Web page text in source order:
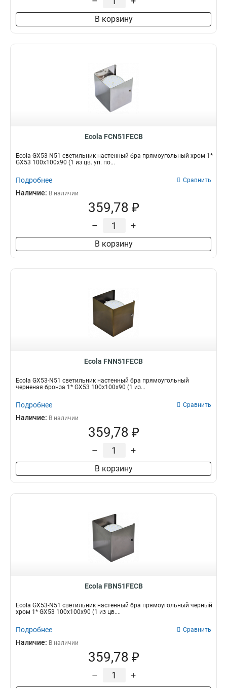
В корзину
Ecola FCN51FECB
Ecola GX53-N51 светильник настенный бра прямоугольный хром 1*
GX53 100х100х90 (1 из цв. уп. по...
Подробнее Сравнить
Наличие: В наличии
359,78 ₽
– +
В корзину
Ecola FNN51FECB
Ecola GX53-N51 светильник настенный бра прямоугольный
черненая бронза 1* GX53 100х100х90 (1 из...
Подробнее Сравнить
Наличие: В наличии
359,78 ₽
– +
В корзину
Ecola FBN51FECB
Ecola GX53-N51 светильник настенный бра прямоугольный черный
хром 1* GX53 100х100х90 (1 из цв....
Подробнее Сравнить
Наличие: В наличии
359,78 ₽
– +